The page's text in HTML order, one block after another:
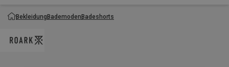
BekleidungBademodenBadeshorts